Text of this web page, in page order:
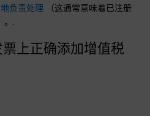
负责处理 （这通常意味着已注册
。.
上正确添加增值税